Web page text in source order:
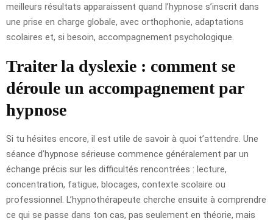
meilleurs résultats apparaissent quand l’hypnose s’inscrit dans
une prise en charge globale, avec orthophonie, adaptations
scolaires et, si besoin, accompagnement psychologique.
Traiter la dyslexie : comment se
déroule un accompagnement par
hypnose
Si tu hésites encore, il est utile de savoir à quoi t’attendre. Une
séance d’hypnose sérieuse commence généralement par un
échange précis sur les difficultés rencontrées : lecture,
concentration, fatigue, blocages, contexte scolaire ou
professionnel. L’hypnothérapeute cherche ensuite à comprendre
ce qui se passe dans ton cas, pas seulement en théorie, mais